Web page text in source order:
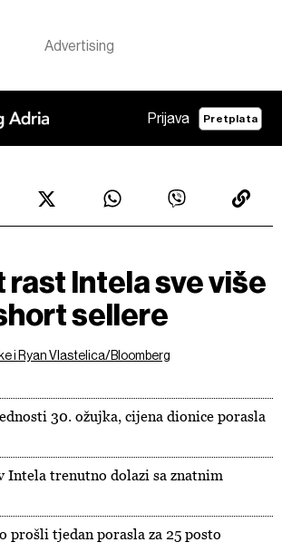
Prijava Pretplata
Intela sve više
sellere
i Ryan Vlastelica/Bloomberg
30. ožujka, cijena dionice porasla
Intela trenutno dolazi sa znatnim
prošli tjedan porasla za 25 posto